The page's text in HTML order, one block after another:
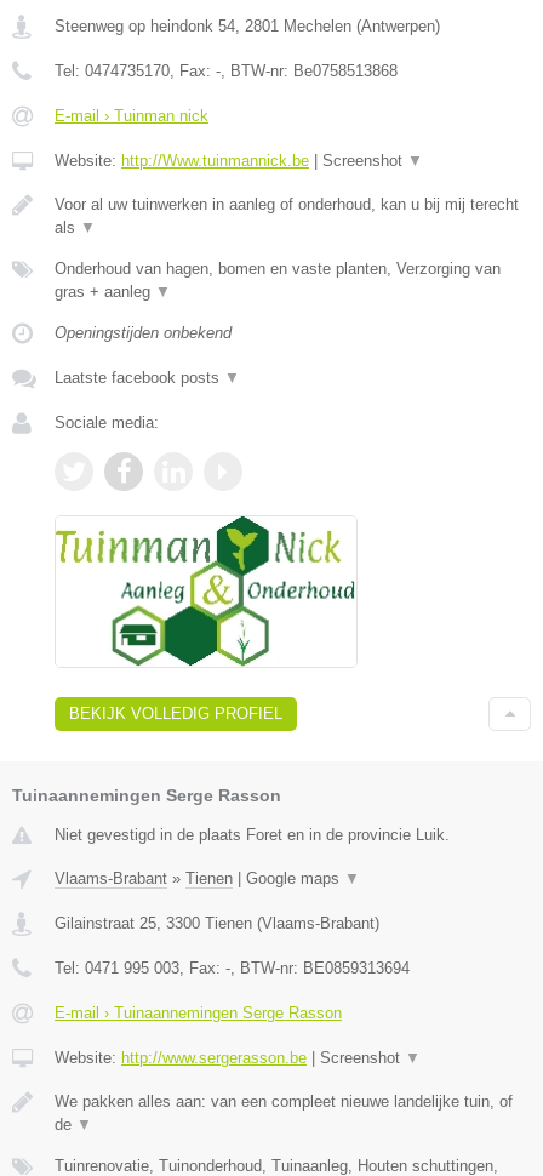
Steenweg op heindonk 54 2801 Mechelen (Antwerpen)
Tel: 0474735170 , Fax: - , BTW-nr: Be0758513868
E-mail › Tuinman nick
Website: http://Www.tuinmannick.be Screenshot ▼
Voor al uw tuinwerken in aanleg of onderhoud, kan u bij mij terecht
als ▼
Onderhoud van hagen, bomen en vaste planten, Verzorging van
gras + aanleg ▼
Openingstijden onbekend
Laatste facebook posts ▼
Sociale media:
BEKIJK VOLLEDIG PROFIEL
Tuinaannemingen Serge Rasson
Niet gevestigd in de plaats Foret en in de provincie Luik.
Vlaams-Brabant » Tienen Google maps ▼
Gilainstraat 25 3300 Tienen (Vlaams-Brabant)
Tel: 0471 995 003 , Fax: - , BTW-nr: BE0859313694
E-mail › Tuinaannemingen Serge Rasson
Website: http://www.sergerasson.be Screenshot ▼
We pakken alles aan: van een compleet nieuwe landelijke tuin, of
de ▼
Tuinrenovatie, Tuinonderhoud, Tuinaanleg, Houten schuttingen,